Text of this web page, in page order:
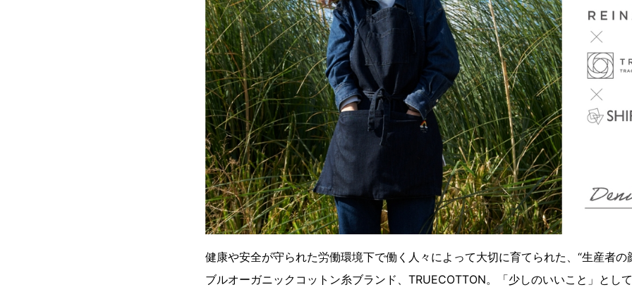
健康や安全が守られた労働環境下で働く人々によって大切に育てられた、“生産者の
ブルオーガニックコットン糸ブランド、TRUECOTTON。「少しのいいこと」とし